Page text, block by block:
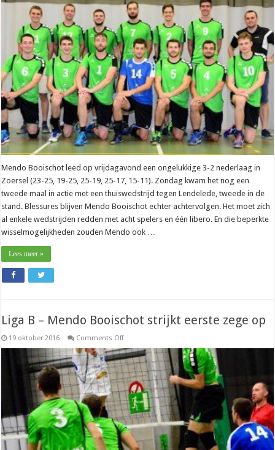
Booischot
legt
nummer
twee
vuur
aan
de
schenen
Mendo Booischot leed op vrijdagavond een ongelukkige 3-2 nederlaag in
Zoersel (23-25, 19-25, 25-19, 25-17, 15-11). Zondag kwam het nog een
tweede maal in actie met een thuiswedstrijd tegen Lendelede, tweede in de
stand. Blessures blijven Mendo Booischot echter achtervolgen. Het moet zich
al enkele wedstrijden redden met acht spelers en één libero. En die beperkte
wisselmogelijkheden zouden Mendo ook …
Lees meer »
Liga B – Mendo Booischot strijkt eerste zege op
19 oktober 2016 Comments Offon
B
–
Mendo
Booischot
strijkt
eerste
zege
op